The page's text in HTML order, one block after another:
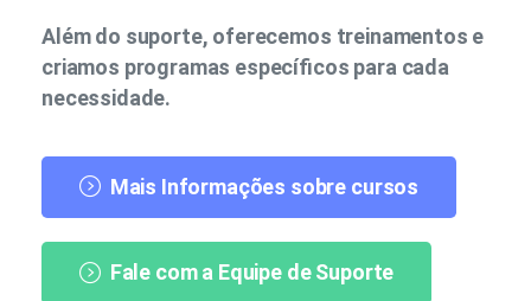
Além do suporte, oferecemos treinamentos e
criamos programas específicos para cada
necessidade.
Mais Informações sobre cursos
Fale com a Equipe de Suporte